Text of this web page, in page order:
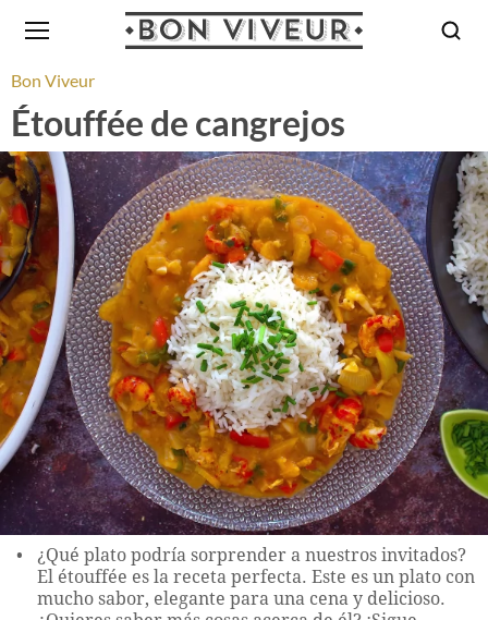
Bon Viveur
Étouffée de cangrejos
¿Qué plato podría sorprender a nuestros invitados?
El étouffée es la receta perfecta. Este es un plato con
mucho sabor, elegante para una cena y delicioso.